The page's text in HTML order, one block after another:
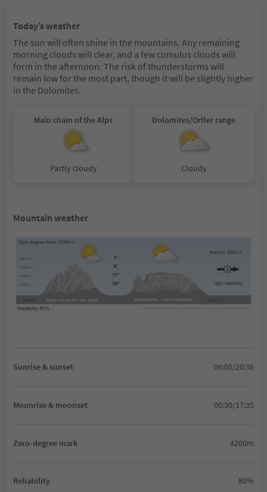
Today’s weather
The sun will often shine in the mountains. Any remaining
morning clouds will clear, and a few cumulus clouds will
form in the afternoon. The risk of thunderstorms will
remain low for the most part, though it will be slightly higher
in the Dolomites.
Main chain of the Alps
Partly cloudy
Dolomites/Ortler range
Cloudy
Mountain weather
Sunrise & sunset 06:05/20:36
Moonrise & moonset 00:30/17:35
Zero-degree mark 4200m
Reliability 80%